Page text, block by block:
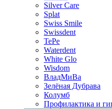
Silver Care
Splat
Swiss Smile
Swissdent
TePe
Waterdent
White Glo
Wisdom
ВладМиВа
Зелёная Дубрава
Колумб
Профилактика и